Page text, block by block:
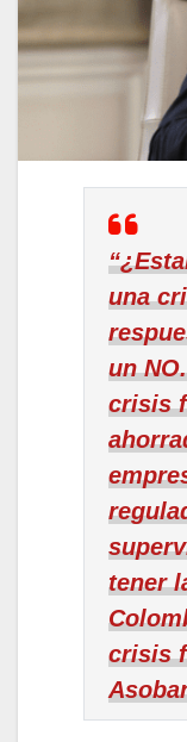
una
un
crisis
tener
crisis